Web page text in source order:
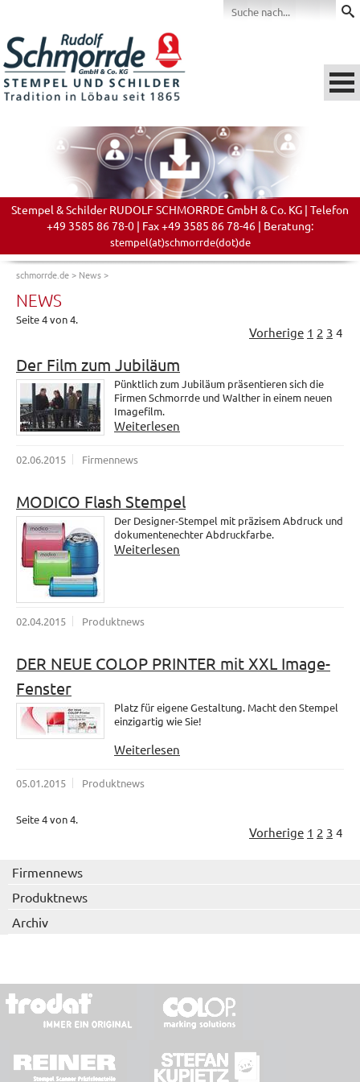
Stempel & Schilder RUDOLF SCHMORRDE GmbH & Co. KG | Telefon
+49 3585 86 78-0 | Fax +49 3585 86 78-46 | Beratung:
stempel(at)schmorrde(dot)de
schmorrde.de> News>
NEWS
Seite 4 von 4.
Vorherige 1 2 3 4
Der Film zum Jubiläum
Pünktlich zum Jubiläum präsentieren sich die
Firmen Schmorrde und Walther in einem neuen
Imagefilm.
Weiterlesen
02.06.2015 Firmennews
MODICO Flash Stempel
Der Designer-Stempel mit präzisem Abdruck und
dokumentenechter Abdruckfarbe.
Weiterlesen
02.04.2015 Produktnews
DER NEUE COLOP PRINTER mit XXL Image-
Fenster
Platz für eigene Gestaltung. Macht den Stempel
einzigartig wie Sie!
Weiterlesen
05.01.2015 Produktnews
Seite 4 von 4.
Vorherige 1 2 3 4
Firmennews
Produktnews
Archiv